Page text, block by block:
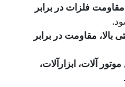
در برابر
در برابر
ابزارآلات،